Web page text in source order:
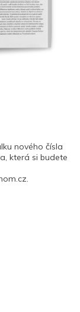
nového čísla
která si budete